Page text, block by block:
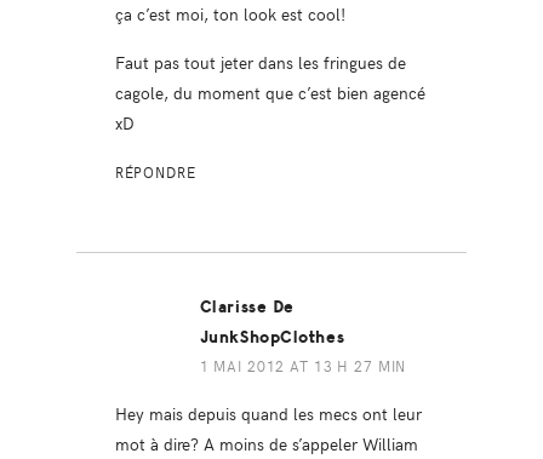
ça c’est moi, ton look est cool!
Faut pas tout jeter dans les fringues de
cagole, du moment que c’est bien agencé
xD
RÉPONDRE
Clarisse De
JunkShopClothes
1 MAI 2012 AT 13 H 27 MIN
Hey mais depuis quand les mecs ont leur
mot à dire? A moins de s’appeler William